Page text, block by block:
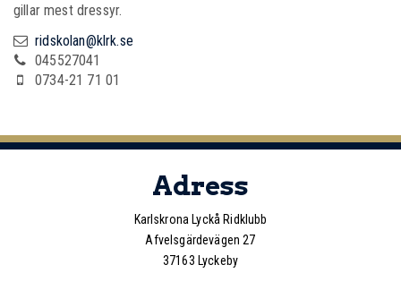
gillar mest dressyr.
ridskolan@klrk.se
045527041
0734-21 71 01
Adress
Karlskrona Lyckå Ridklubb
Afvelsgärdevägen 27
37163 Lyckeby